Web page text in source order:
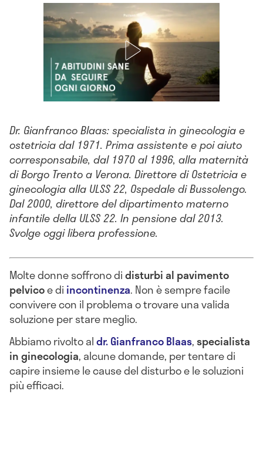
Dr. Gianfranco Blaas: specialista in ginecologia e
ostetricia dal 1971. Prima assistente e poi aiuto
corresponsabile, dal 1970 al 1996, alla maternità
di Borgo Trento a Verona. Direttore di Ostetricia e
ginecologia alla ULSS 22, Ospedale di Bussolengo.
Dal 2000, direttore del dipartimento materno
infantile della ULSS 22. In pensione dal 2013.
Svolge oggi libera professione.
Molte donne soffrono didisturbi al pavimento
pelvicoe di incontinenza. Non è sempre facile
convivere con il problema o trovare una valida
soluzione per stare meglio.
Abbiamo rivolto aldr. Gianfranco Blaas,specialista
in ginecologia, alcune domande, per tentare di
capire insieme le cause del disturbo e le soluzioni
più efficaci.